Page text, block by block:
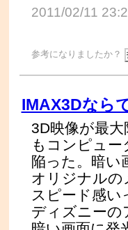
2011/02/11
参考になりましたか？
IMAX3Dなら
3D映像が最
もコンピュ
陥った。暗い
オリジナルの
スピード感い
ディズニーの